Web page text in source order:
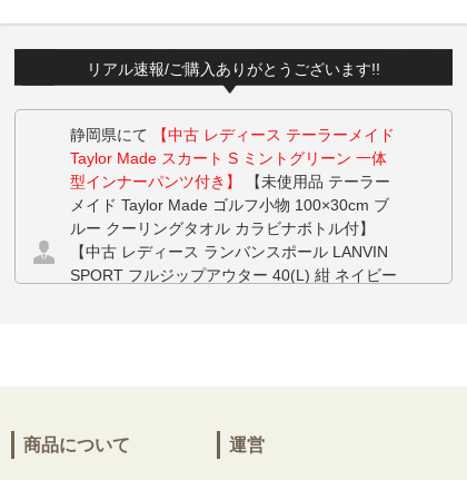
リアル速報/ご購入ありがとうございます!!
静岡県にて
【中古 レディース テーラーメイド
Taylor Made スカート S ミントグリーン 一体
型インナーパンツ付き】
【未使用品 テーラー
メイド Taylor Made ゴルフ小物 100×30cm ブ
ルー クーリングタオル カラビナボトル付】
【中古 レディース ランバンスポール LANVIN
SPORT フルジップアウター 40(L) 紺 ネイビー
フ adidas GOLF ジョガーパンツ 85cm ホワイ
商品について 運営